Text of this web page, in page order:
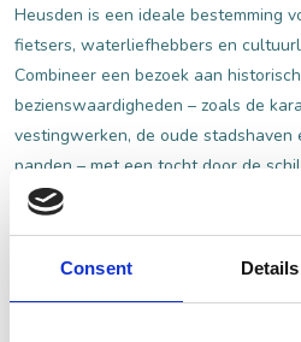
Consent Details
Heusden is een ideale bestemming
fietsers, waterliefhebbers en
Combineer een bezoek aan
bezienswaardigheden – zoals de
vestingwerken, de oude stadshaven
panden – met een tocht door de
en het omliggende
Blijf je wat langer? De stad en haar